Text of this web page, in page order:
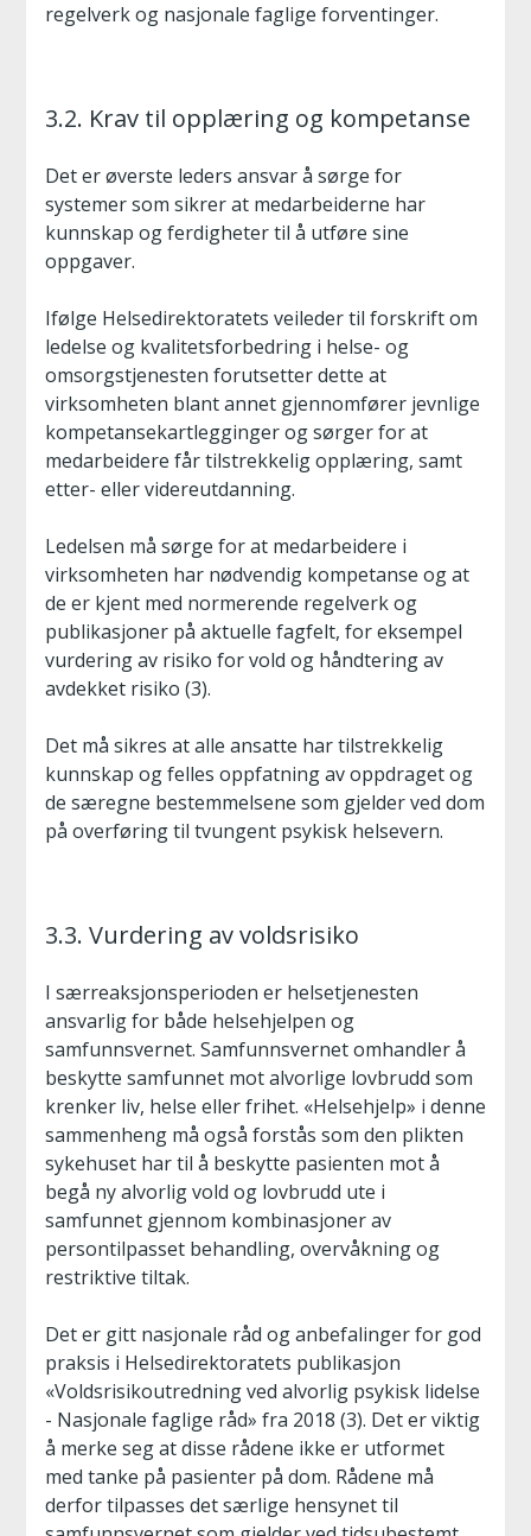
regelverk og nasjonale faglige forventinger.
3.2. Krav til opplæring og kompetanse
Det er øverste leders ansvar å sørge for
systemer som sikrer at medarbeiderne har
kunnskap og ferdigheter til å utføre sine
oppgaver.
Ifølge Helsedirektoratets veileder til forskrift om
ledelse og kvalitetsforbedring i helse- og
omsorgstjenesten forutsetter dette at
virksomheten blant annet gjennomfører jevnlige
kompetansekartlegginger og sørger for at
medarbeidere får tilstrekkelig opplæring, samt
etter- eller videreutdanning.
Ledelsen må sørge for at medarbeidere i
virksomheten har nødvendig kompetanse og at
de er kjent med normerende regelverk og
publikasjoner på aktuelle fagfelt, for eksempel
vurdering av risiko for vold og håndtering av
avdekket risiko (3).
Det må sikres at alle ansatte har tilstrekkelig
kunnskap og felles oppfatning av oppdraget og
de særegne bestemmelsene som gjelder ved dom
på overføring til tvungent psykisk helsevern.
3.3. Vurdering av voldsrisiko
I særreaksjonsperioden er helsetjenesten
ansvarlig for både helsehjelpen og
samfunnsvernet. Samfunnsvernet omhandler å
beskytte samfunnet mot alvorlige lovbrudd som
krenker liv, helse eller frihet. «Helsehjelp» i denne
sammenheng må også forstås som den plikten
sykehuset har til å beskytte pasienten mot å
begå ny alvorlig vold og lovbrudd ute i
samfunnet gjennom kombinasjoner av
persontilpasset behandling, overvåkning og
restriktive tiltak.
Det er gitt nasjonale råd og anbefalinger for god
praksis i Helsedirektoratets publikasjon
«Voldsrisikoutredning ved alvorlig psykisk lidelse
- Nasjonale faglige råd» fra 2018 (3). Det er viktig
å merke seg at disse rådene ikke er utformet
med tanke på pasienter på dom. Rådene må
derfor tilpasses det særlige hensynet til